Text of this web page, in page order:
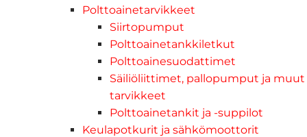
Polttoainetarvikkeet
Siirtopumput
Polttoainetankkiletkut
Polttoainesuodattimet
Säiliöliittimet, pallopumput ja muut
tarvikkeet
Polttoainetankit ja -suppilot
Keulapotkurit ja sähkömoottorit